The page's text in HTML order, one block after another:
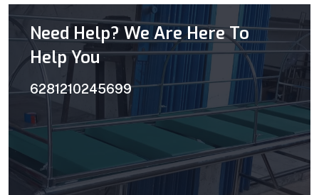
Need Help? We Are Here To
Help You
6281210245699